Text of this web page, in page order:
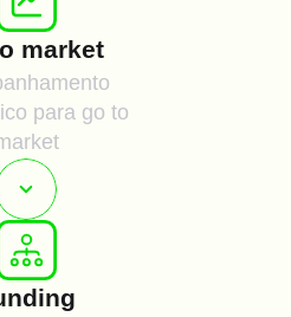
market
para go to